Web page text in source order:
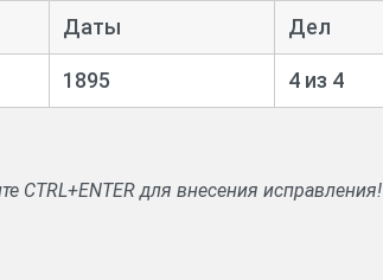
Даты Дел
1895 4 из 4
для внесения исправления!